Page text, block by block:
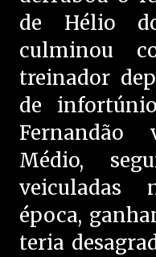
de Hélio
culminou
treinador
de
Médio,
veiculadas
época,
teria